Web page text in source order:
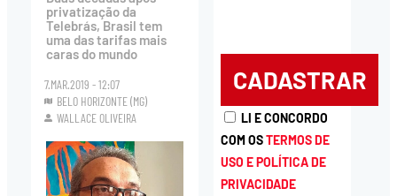
privatização da
Telebrás, Brasil tem
uma das tarifas mais
caras do mundo
7.MAR.2019 - 12:07
BELO HORIZONTE (MG)
WALLACE OLIVEIRA
LI E CONCORDO
COM OSTERMOS DE
USO E POLÍTICA DE
PRIVACIDADE